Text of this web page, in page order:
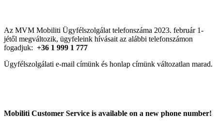
Az MVM Mobiliti Ügyfélszolgálat telefonszáma 2023. február 1-
jétől megváltozik, ügyfeleink hívásait az alábbi telefonszámon
fogadjuk: +36 1 999 1 777
Ügyfélszolgálati e-mail címünk és honlap címünk változatlan marad.
Mobiliti Customer Service is available on a new phone number!